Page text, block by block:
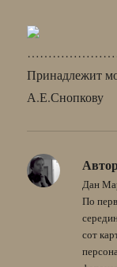
Принадлежит
А.Е.Снопкову
Дан
По
сот